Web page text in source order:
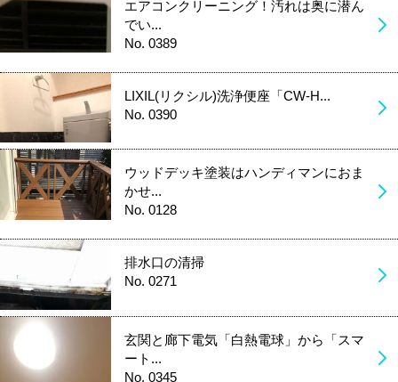
エアコンクリーニング！汚れは奥に潜ん
でい...
No. 0389
LIXIL(リクシル)洗浄便座「CW-H...
No. 0390
ウッドデッキ塗装はハンディマンにおま
かせ...
No. 0128
排水口の清掃
No. 0271
玄関と廊下電気「白熱電球」から「スマ
ート...
No. 0345